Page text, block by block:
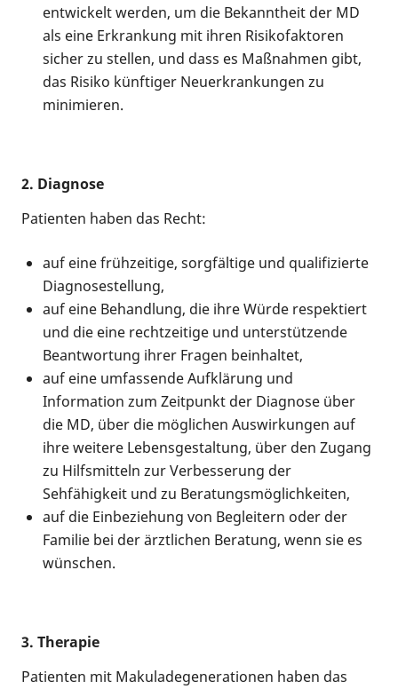
entwickelt werden, um die Bekanntheit der MD
als eine Erkrankung mit ihren Risikofaktoren
sicher zu stellen, und dass es Maßnahmen gibt,
das Risiko künftiger Neuerkrankungen zu
minimieren.
2. Diagnose
Patienten haben das Recht:
auf eine frühzeitige, sorgfältige und qualifizierte
Diagnosestellung,
auf eine Behandlung, die ihre Würde respektiert
und die eine rechtzeitige und unterstützende
Beantwortung ihrer Fragen beinhaltet,
auf eine umfassende Aufklärung und
Information zum Zeitpunkt der Diagnose über
die MD, über die möglichen Auswirkungen auf
ihre weitere Lebensgestaltung, über den Zugang
zu Hilfsmitteln zur Verbesserung der
Sehfähigkeit und zu Beratungsmöglichkeiten,
auf die Einbeziehung von Begleitern oder der
Familie bei der ärztlichen Beratung, wenn sie es
wünschen.
3. Therapie
Patienten mit Makuladegenerationen haben das